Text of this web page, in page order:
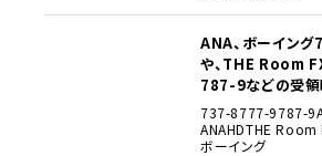
ANA、ボーイン
や、THE Room
787-9などの受領
込みを明らかに
737-8777-9787-9
ANAHDTHE Room
ボーイング